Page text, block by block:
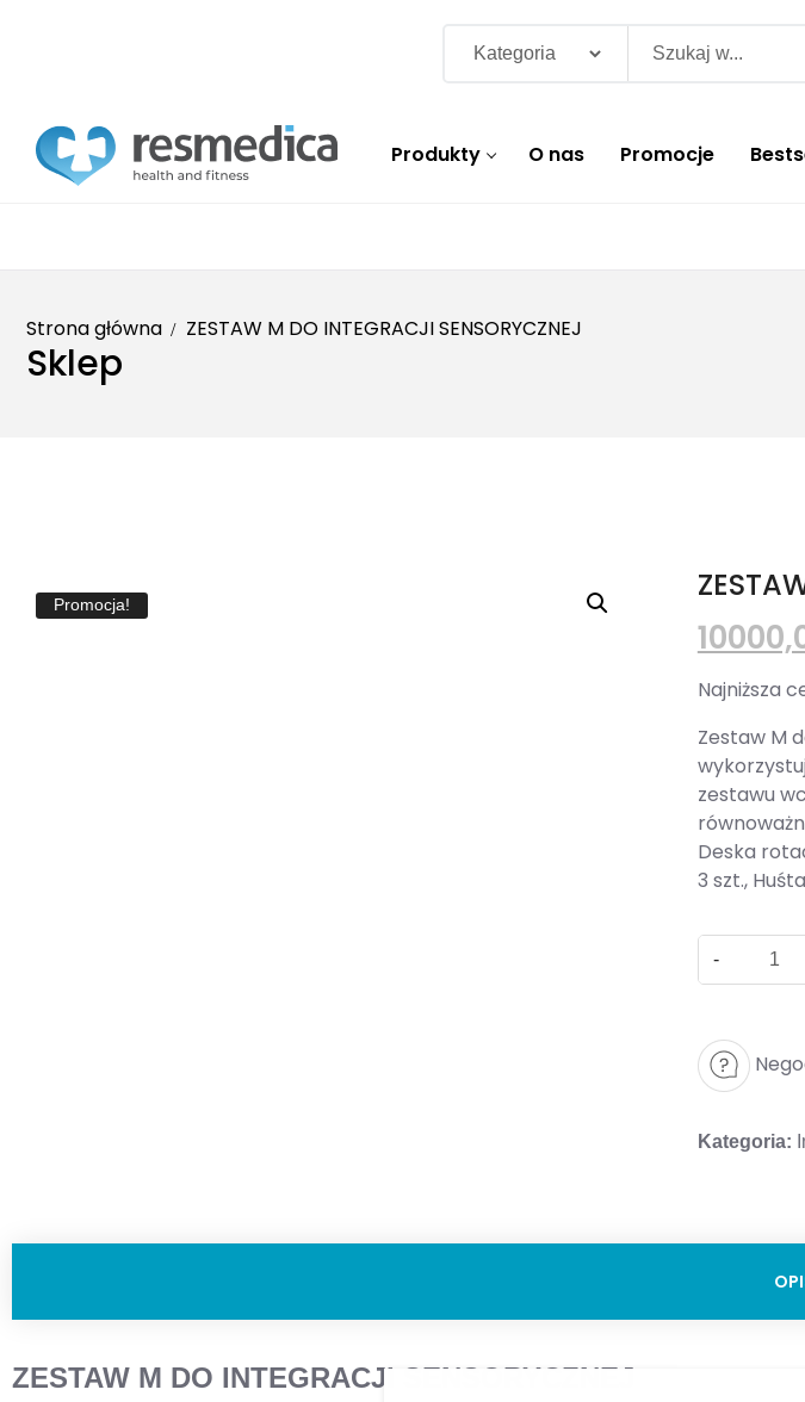
Produkty O nas Promocje
Strona główna ZESTAW M DO INTEGRACJI SENSORYCZNEJ
Sklep
Promocja!
Najniższa
Zestaw M
zestawu
Deska
3 szt.,
Kategoria:
ZESTAW M DO INTEGRACJI SENSORYCZNEJ